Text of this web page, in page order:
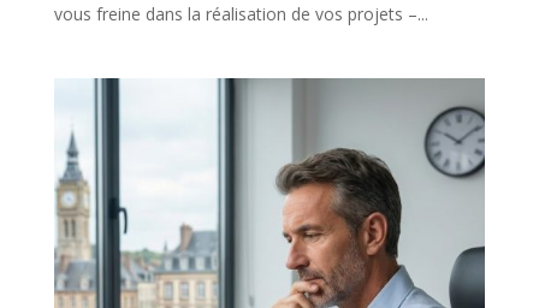
vous freine dans la réalisation de vos projets –...